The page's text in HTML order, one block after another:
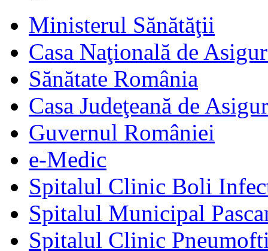
Ministerul Sănătăţii
Casa Naţională de
Sănătate România
Casa Judeţeană de
Guvernul României
e-Medic
Spitalul Clinic Boli
Spitalul Municipal
Spitalul Clinic